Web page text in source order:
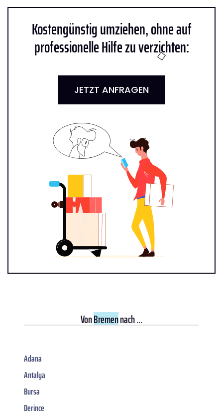
Kostengünstig umziehen, ohne auf
professionelle Hilfe zu verzichten:
JETZT ANFRAGEN
VonBremennach ...
Adana
Antalya
Bursa
Derince